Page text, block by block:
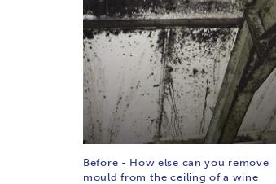
Before - How else can you remove
mould from the ceiling of a wine